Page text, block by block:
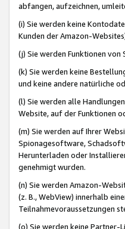
abfangen, aufzeichnen,
(i) Sie werden keine
Kunden der Amazon-
(j) Sie werden Funktionen
(k) Sie werden keine
und keine andere natürliche
(l) Sie werden alle
Website, auf der Funktionen
(m) Sie werden auf Ihrer
Spionagesoftware,
Herunterladen oder
genehmigt wurden.
(n) Sie werden Amazon-
(z. B., WebView) innerhalb
Teilnahmevoraussetzungen
(o) Sie werden keine